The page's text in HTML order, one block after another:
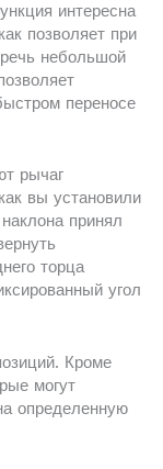
интересна
позволяет при
небольшой
переносе
рычаг
вы установили
принял
торца
угол
Кроме
могут
определенную